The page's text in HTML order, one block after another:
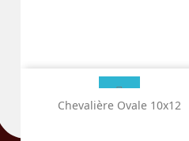
Chevalière Ovale 10x12
Chevalière Rectangle 13x15